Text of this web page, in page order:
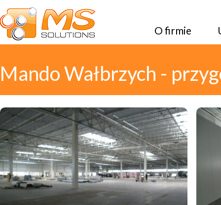
O firmie
Mando Wałbrzych -